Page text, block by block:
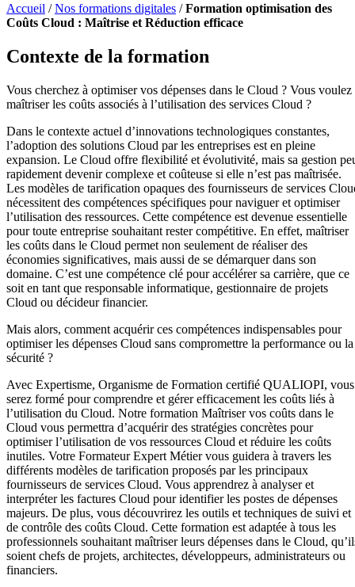
Accueil /Nos formations digitales /Formation optimisation des
Coûts Cloud : Maîtrise et Réduction efficace
Contexte de la formation
Vous cherchez à optimiser vos dépenses dans le Cloud ? Vous voulez
maîtriser les coûts associés à l’utilisation des services Cloud ?
Dans le contexte actuel d’innovations technologiques constantes,
l’adoption des solutions Cloud par les entreprises est en pleine
expansion. Le Cloud offre flexibilité et évolutivité, mais sa gestion
rapidement devenir complexe et coûteuse si elle n’est pas maîtrisée.
Les modèles de tarification opaques des fournisseurs de services
nécessitent des compétences spécifiques pour naviguer et optimiser
l’utilisation des ressources. Cette compétence est devenue essentielle
pour toute entreprise souhaitant rester compétitive. En effet, maîtriser
les coûts dans le Cloud permet non seulement de réaliser des
économies significatives, mais aussi de se démarquer dans son
domaine. C’est une compétence clé pour accélérer sa carrière, que ce
soit en tant que responsable informatique, gestionnaire de projets
Cloud ou décideur financier.
Mais alors, comment acquérir ces compétences indispensables pour
optimiser les dépenses Cloud sans compromettre la performance ou la
sécurité ?
Avec Expertisme, Organisme de Formation certifié QUALIOPI, vous
serez formé pour comprendre et gérer efficacement les coûts liés à
l’utilisation du Cloud. Notre formation Maîtriser vos coûts dans le
Cloud vous permettra d’acquérir des stratégies concrètes pour
optimiser l’utilisation de vos ressources Cloud et réduire les coûts
inutiles. Votre Formateur Expert Métier vous guidera à travers les
différents modèles de tarification proposés par les principaux
fournisseurs de services Cloud. Vous apprendrez à analyser et
interpréter les factures Cloud pour identifier les postes de dépenses
majeurs. De plus, vous découvrirez les outils et techniques de suivi et
de contrôle des coûts Cloud. Cette formation est adaptée à tous les
professionnels souhaitant maîtriser leurs dépenses dans le Cloud,
soient chefs de projets, architectes, développeurs, administrateurs ou
financiers.